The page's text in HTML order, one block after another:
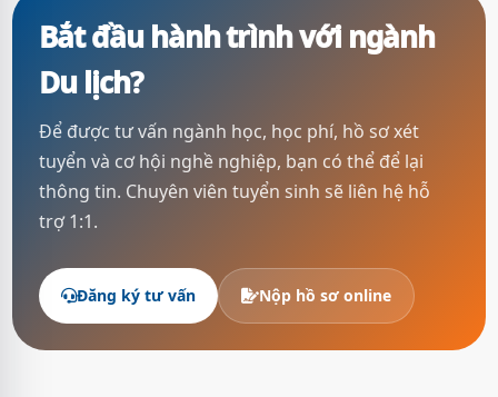
Bắt đầu hành trình với ngành
Du lịch?
Để được tư vấn ngành học, học phí, hồ sơ xét
tuyển và cơ hội nghề nghiệp, bạn có thể để lại
thông tin. Chuyên viên tuyển sinh sẽ liên hệ hỗ
trợ 1:1.
Đăng ký tư vấn Nộp hồ sơ online